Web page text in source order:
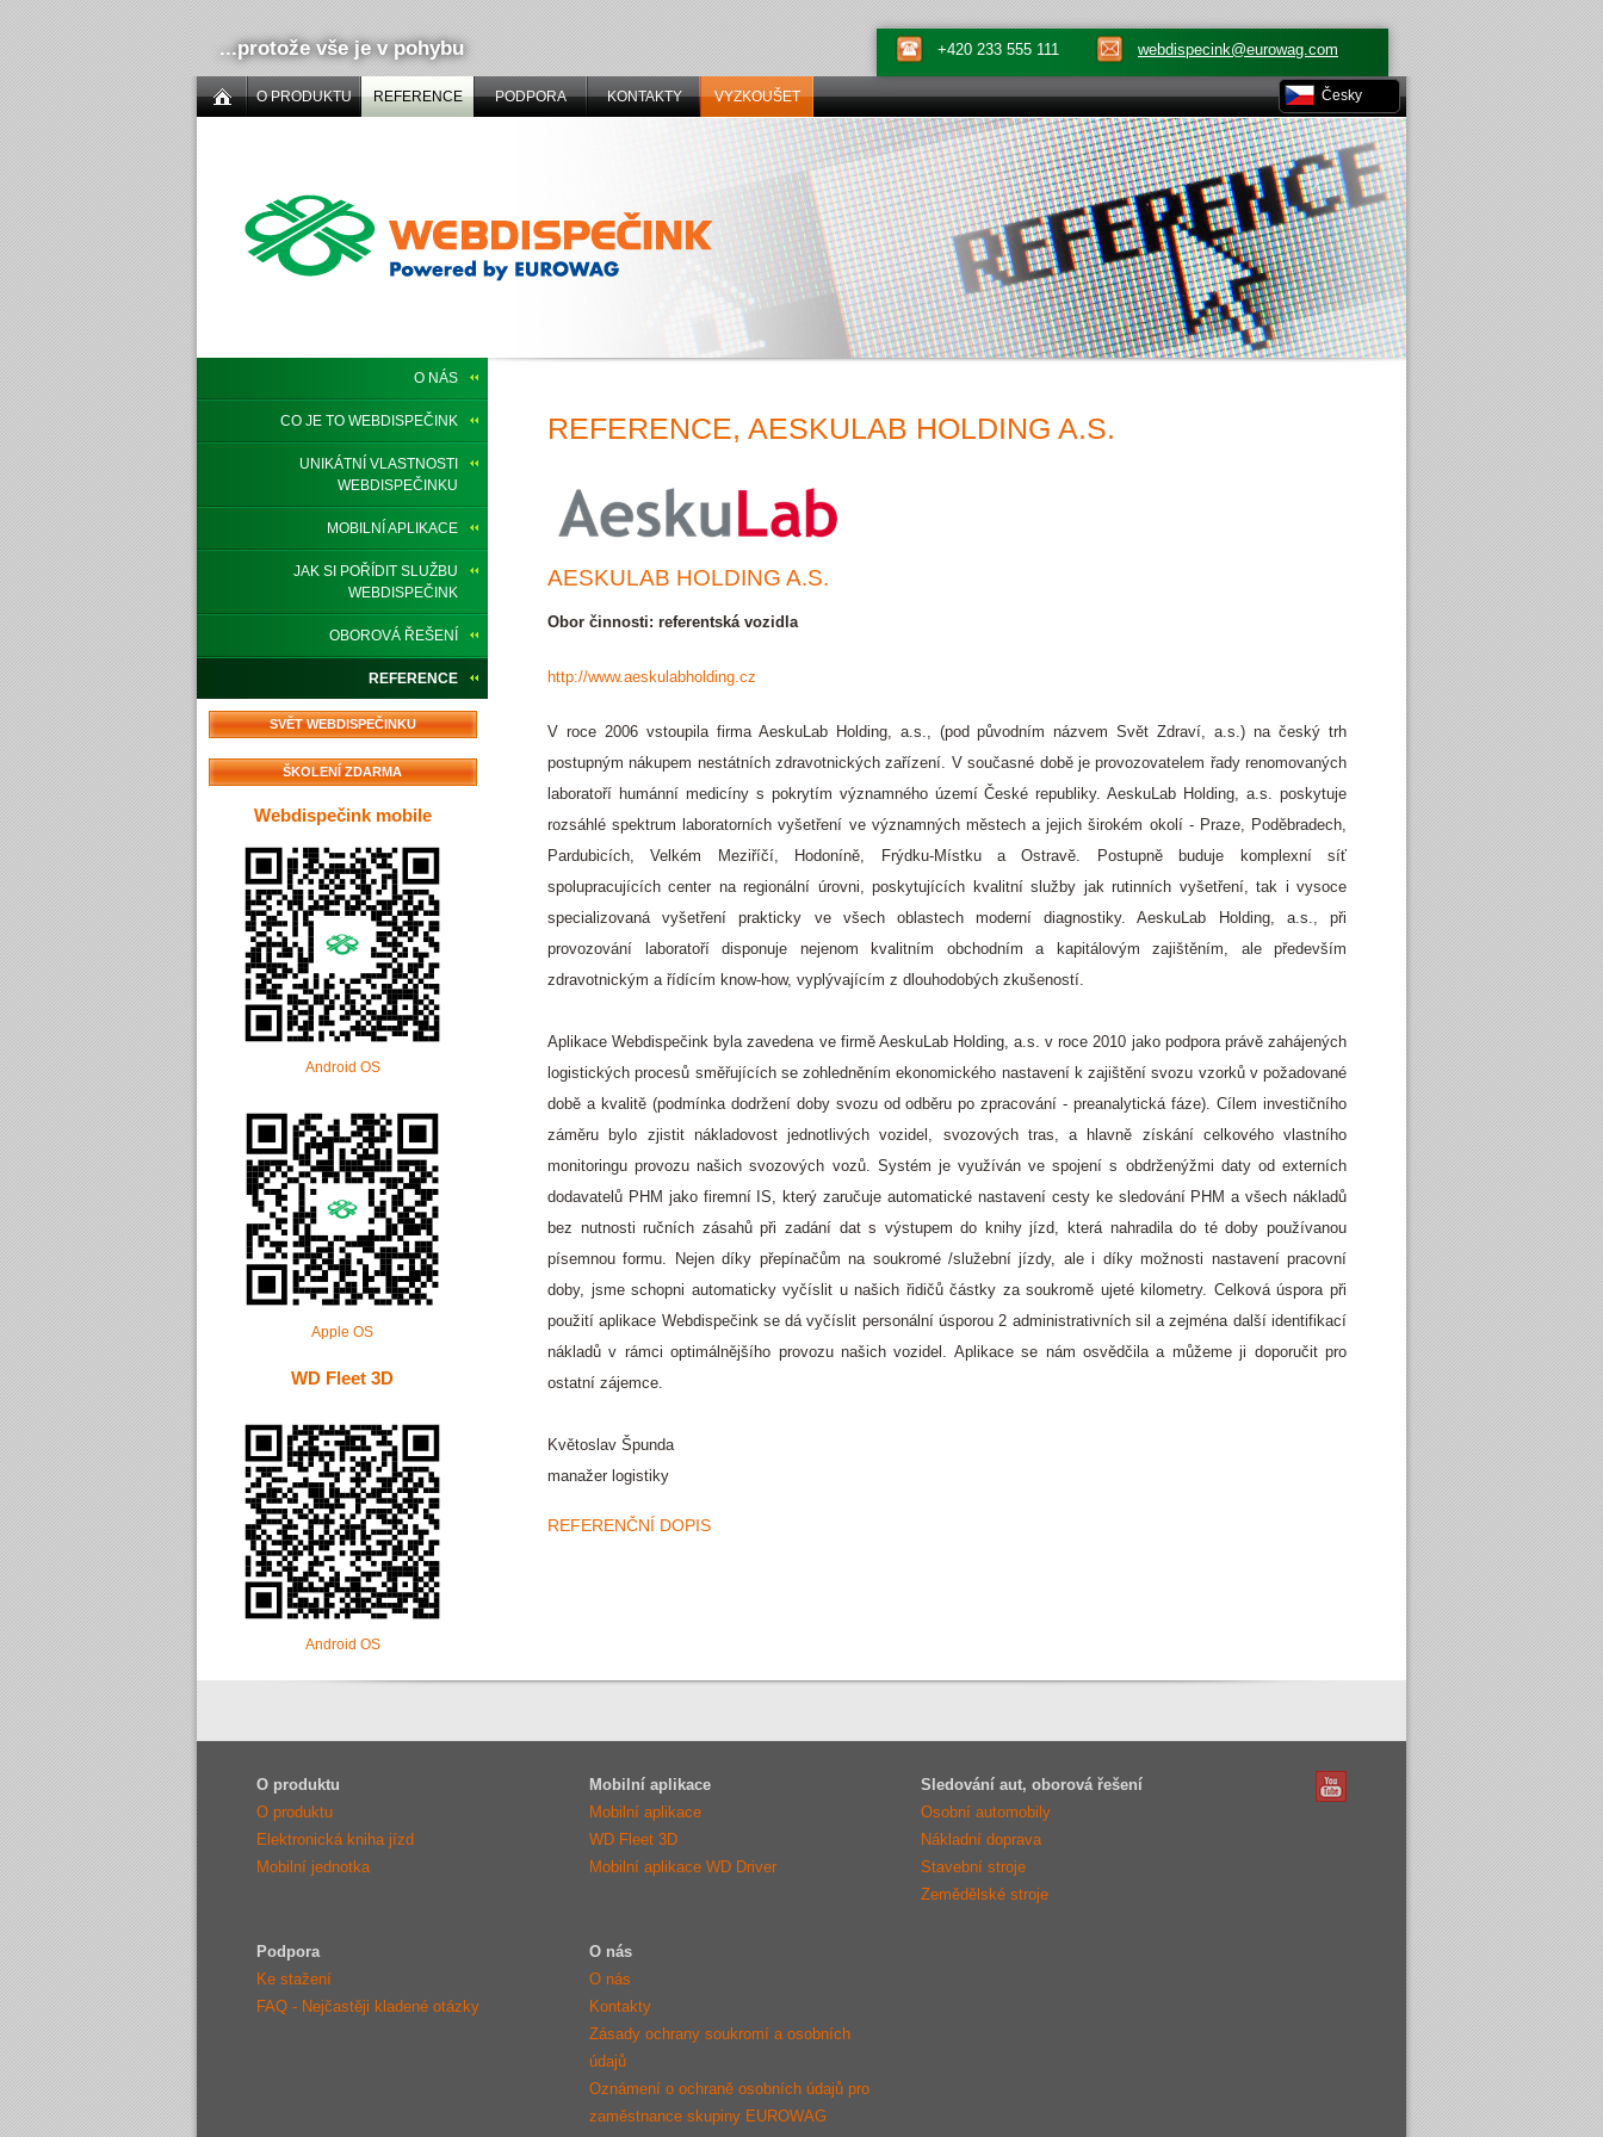
+420 233 555 111 webdispecink@eurowag.com
...protože vše je v pohybu
O PRODUKTU REFERENCE PODPORA KONTAKTY VYZKOUŠET Česky
O NÁS
CO JE TO WEBDISPEČINK
UNIKÁTNÍ VLASTNOSTI
WEBDISPEČINKU
MOBILNÍ APLIKACE
JAK SI POŘÍDIT SLUŽBU
WEBDISPEČINK
OBOROVÁ ŘEŠENÍ
REFERENCE
SVĚT WEBDISPEČINKU
ŠKOLENÍ ZDARMA
Webdispečink mobile
Android OS
Apple OS
WD Fleet 3D
Android OS
REFERENCE, AESKULAB HOLDING A.S.
AESKULAB HOLDING A.S.
Obor činnosti: referentská vozidla
http://www.aeskulabholding.cz
V roce 2006 vstoupila firma AeskuLab Holding, a.s., (pod původním názvem Svět Zdraví, a.s.) na český trh
postupným nákupem nestátních zdravotnických zařízení. V současné době je provozovatelem řady renomovaných
laboratoří humánní medicíny s pokrytím významného území České republiky. AeskuLab Holding, a.s. poskytuje
rozsáhlé spektrum laboratorních vyšetření ve významných městech a jejich širokém okolí - Praze, Poděbradech,
Pardubicích, Velkém Meziříčí, Hodoníně, Frýdku-Místku a Ostravě. Postupně buduje komplexní síť
spolupracujících center na regionální úrovni, poskytujících kvalitní služby jak rutinních vyšetření, tak i vysoce
specializovaná vyšetření prakticky ve všech oblastech moderní diagnostiky. AeskuLab Holding, a.s., při
provozování laboratoří disponuje nejenom kvalitním obchodním a kapitálovým zajištěním, ale především
zdravotnickým a řídícím know-how, vyplývajícím z dlouhodobých zkušeností.
Aplikace Webdispečink byla zavedena ve firmě AeskuLab Holding, a.s. v roce 2010 jako podpora právě zahájených
logistických procesů směřujících se zohledněním ekonomického nastavení k zajištění svozu vzorků v požadované
době a kvalitě (podmínka dodržení doby svozu od odběru po zpracování - preanalytická fáze). Cílem investičního
záměru bylo zjistit nákladovost jednotlivých vozidel, svozových tras, a hlavně získání celkového vlastního
monitoringu provozu našich svozových vozů. Systém je využíván ve spojení s obdrženýžmi daty od externích
dodavatelů PHM jako firemní IS, který zaručuje automatické nastavení cesty ke sledování PHM a všech nákladů
bez nutnosti ručních zásahů při zadání dat s výstupem do knihy jízd, která nahradila do té doby používanou
písemnou formu. Nejen díky přepínačům na soukromé /služební jízdy, ale i díky možnosti nastavení pracovní
doby, jsme schopni automaticky vyčíslit u našich řidičů částky za soukromě ujeté kilometry. Celková úspora při
použití aplikace Webdispečink se dá vyčíslit personální úsporou 2 administrativních sil a zejména další identifikací
nákladů v rámci optimálnějšího provozu našich vozidel. Aplikace se nám osvědčila a můžeme ji doporučit pro
ostatní zájemce.
Květoslav Špunda
manažer logistiky
REFERENČNÍ DOPIS
O produktu
O produktu
Elektronická kniha jízd
Mobilní jednotka
Mobilní aplikace
Mobilní aplikace
WD Fleet 3D
Mobilní aplikace WD Driver
Sledování aut, oborová řešení
Osobní automobily
Nákladní doprava
Stavební stroje
Zemědělské stroje
Podpora
Ke stažení
FAQ - Nejčastěji kladené otázky
O nás
O nás
Kontakty
Zásady ochrany soukromí a osobních
údajů
Oznámení o ochraně osobních údajů pro
zaměstnance skupiny EUROWAG